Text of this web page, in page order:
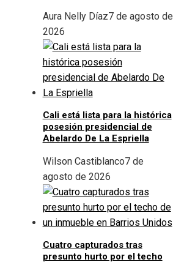
Aura Nelly Díaz7 de agosto de
2026
Cali está lista para la histórica
posesión presidencial de
Abelardo De La Espriella
Wilson Castiblanco7 de
agosto de 2026
Cuatro capturados tras
presunto hurto por el techo